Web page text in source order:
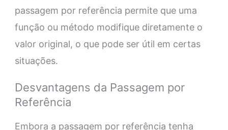
passagem por referência permite que uma
função ou método modifique diretamente o
valor original, o que pode ser útil em certas
situações.
Desvantagens da Passagem por
Referência
Embora a passagem por referência tenha